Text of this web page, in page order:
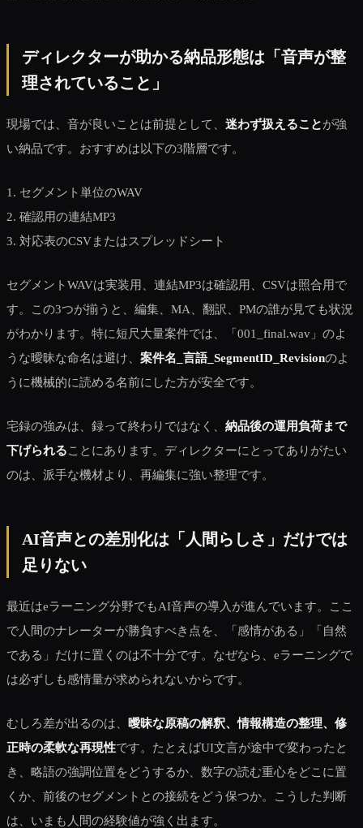
ディレクターが助かる納品形態は「音声が整
理されていること」
現場では、音が良いことは前提として、 迷わず扱えることが強
い納品です。おすすめは以下の3階層です。
1. セグメント単位のWAV
2. 確認用の連結MP3
3. 対応表のCSVまたはスプレッドシート
セグメントWAVは実装用、連結MP3は確認用、CSVは照合用で
す。この3つが揃うと、編集、MA、翻訳、PMの誰が見ても状況
がわかります。特に短尺大量案件では、「001_final.wav」のよ
うな曖昧な命名は避け、 案件名_言語_SegmentID_Revisionのよ
うに機械的に読める名前にした方が安全です。
宅録の強みは、録って終わりではなく、 納品後の運用負荷まで
下げられることにあります。ディレクターにとってありがたい
のは、派手な機材より、再編集に強い整理です。
AI音声との差別化は「人間らしさ」だけでは
足りない
最近はeラーニング分野でもAI音声の導入が進んでいます。ここ
で人間のナレーターが勝負すべき点を、「感情がある」「自然
である」だけに置くのは不十分です。なぜなら、eラーニングで
は必ずしも感情量が求められないからです。
むしろ差が出るのは、 曖昧な原稿の解釈、情報構造の整理、修
正時の柔軟な再現性です。たとえばUI文言が途中で変わったと
き、略語の強調位置をどうするか、数字の読む重心をどこに置
くか、前後のセグメントとの接続をどう保つか。こうした判断
は、いまも人間の経験値が強く出ます。